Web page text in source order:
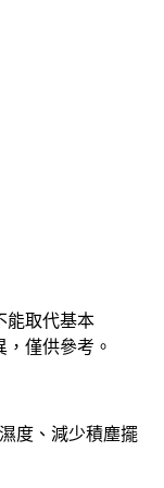
能取代基本
僅供參考。
度、減少積塵擺